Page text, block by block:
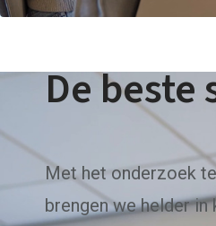
De beste
Met het onderzoek
brengen we helder in